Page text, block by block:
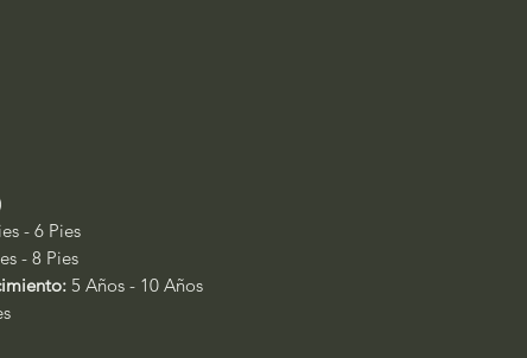
- 6 Pies
- 8 Pies
5 Años - 10 Años